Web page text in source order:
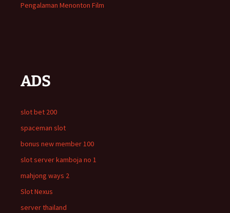
Pengalaman Menonton Film
ADS
slot bet 200
spaceman slot
bonus new member 100
slot server kamboja no 1
mahjong ways 2
Slot Nexus
server thailand